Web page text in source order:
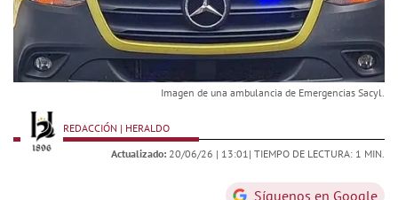
Imagen de una ambulancia de Emergencias Sacyl.
REDACCIÓN | HERALDO
Actualizado: 20/06/26 | 13:01 | TIEMPO DE LECTURA: 1 MIN.
Síguenos en Google